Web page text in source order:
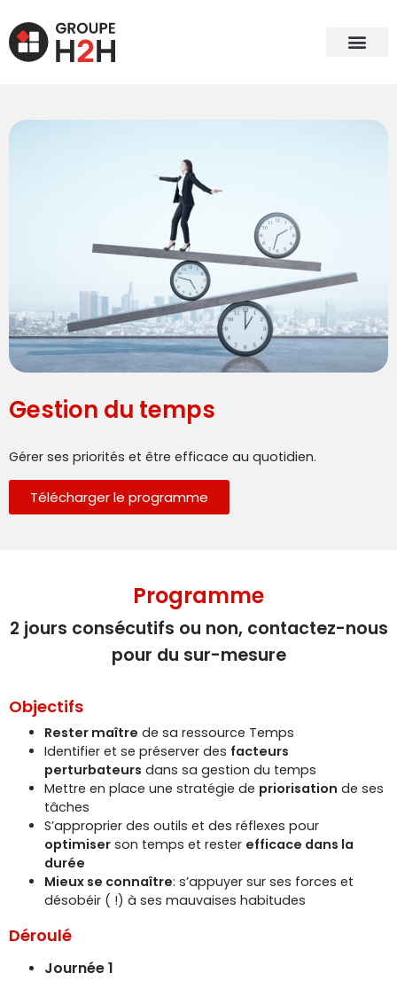
Gestion du temps
Gérer ses priorités et être efficace au quotidien.
Télécharger le programme
Programme
2 jours consécutifs ou non, contactez-nous
pour du sur-mesure
Objectifs
Rester maître de sa ressource Temps
Identifier et se préserver des facteurs
perturbateurs dans sa gestion du temps
Mettre en place une stratégie de priorisation de ses
tâches
S’approprier des outils et des réflexes pour
optimiser son temps et rester efficace dans la
durée
Mieux se connaître: s’appuyer sur ses forces et
désobéir ( !) à ses mauvaises habitudes
Déroulé
Journée 1